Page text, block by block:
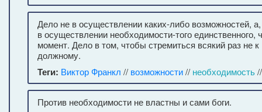
Дело не в осуществлении каких-либо возможностей,
в осуществлении необходимости-того единственного,
момент. Дело в том, чтобы стремиться всякий раз не
должному.
Теги: Виктор Франкл // возможности// необходимость//
Против необходимости не властны и сами боги.